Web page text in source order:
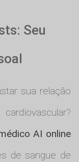
Seu
sua relação
AI online
de sangue de